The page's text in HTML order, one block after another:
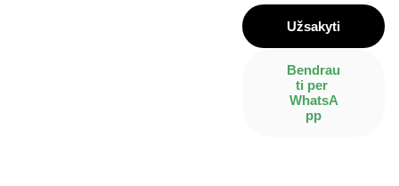
Užsakyti
Bendrau
ti per
WhatsA
pp